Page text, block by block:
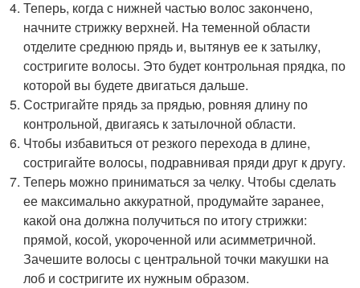
Теперь, когда с нижней частью волос закончено,
начните стрижку верхней. На теменной области
отделите среднюю прядь и, вытянув ее к затылку,
состригите волосы. Это будет контрольная прядка, по
которой вы будете двигаться дальше.
Состригайте прядь за прядью, ровняя длину по
контрольной, двигаясь к затылочной области.
Чтобы избавиться от резкого перехода в длине,
состригайте волосы, подравнивая пряди друг к другу.
Теперь можно приниматься за челку. Чтобы сделать
ее максимально аккуратной, продумайте заранее,
какой она должна получиться по итогу стрижки:
прямой, косой, укороченной или асимметричной.
Зачешите волосы с центральной точки макушки на
лоб и состригите их нужным образом.